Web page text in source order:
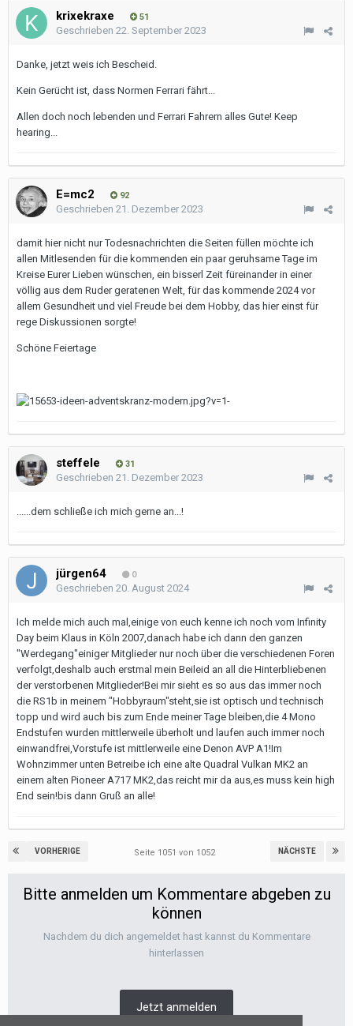
krixekraxe 51
Geschrieben 22. September 2023
Danke, jetzt weis ich Bescheid.
Kein Gerücht ist, dass Normen Ferrari fährt...
Allen doch noch lebenden und Ferrari Fahrern alles Gute! Keep
hearing...
E=mc2 92
Geschrieben 21. Dezember 2023
damit hier nicht nur Todesnachrichten die Seiten füllen möchte ich
allen Mitlesenden für die kommenden ein paar geruhsame Tage im
Kreise Eurer Lieben wünschen, ein bisserl Zeit füreinander in einer
völlig aus dem Ruder geratenen Welt, für das kommende 2024 vor
allem Gesundheit und viel Freude bei dem Hobby, das hier einst für
rege Diskussionen sorgte!
Schöne Feiertage
steffele 31
Geschrieben 21. Dezember 2023
......dem schließe ich mich gerne an...!
jürgen64 0
Geschrieben 20. August 2024
Ich melde mich auch mal,einige von euch kenne ich noch vom Infinity
Day beim Klaus in Köln 2007,danach habe ich dann den ganzen
"Werdegang"einiger Mitglieder nur noch über die verschiedenen Foren
verfolgt,deshalb auch erstmal mein Beileid an all die Hinterbliebenen
der verstorbenen Mitglieder!Bei mir sieht es so aus das immer noch
die RS1b in meinem "Hobbyraum"steht,sie ist optisch und technisch
topp und wird auch bis zum Ende meiner Tage bleiben,die 4 Mono
Endstufen wurden mittlerweile überholt und laufen auch immer noch
einwandfrei,Vorstufe ist mittlerweile eine Denon AVP A1!Im
Wohnzimmer unten Betreibe ich eine alte Quadral Vulkan MK2 an
einem alten Pioneer A717 MK2,das reicht mir da aus,es muss kein high
End sein!bis dann Gruß an alle!
VORHERIGE NÄCHSTE
Seite 1051 von 1052
Bitte anmelden um Kommentare abgeben zu
können
Nachdem du dich angemeldet hast kannst du Kommentare
hinterlassen
Jetzt anmelden